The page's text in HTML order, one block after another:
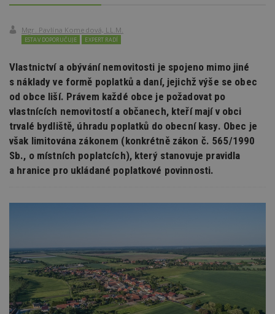
Mgr. Pavlína Komedová, LL.M.
ESTAV DOPORUČUJE EXPERT RADÍ
Vlastnictví a obývání nemovitosti je spojeno mimo jiné
s náklady ve formě poplatků a daní, jejichž výše se obec
od obce liší. Právem každé obce je požadovat po
vlastnících nemovitostí a občanech, kteří mají v obci
trvalé bydliště, úhradu poplatků do obecní kasy. Obec je
však limitována zákonem (konkrétně zákon č. 565/1990
Sb., o místních poplatcích), který stanovuje pravidla
a hranice pro ukládané poplatkové povinnosti.